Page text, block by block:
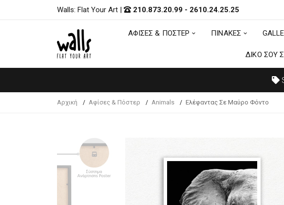
ΑΦΙΣΕΣ & ΠΟΣΤΕΡ ΠΙΝΑΚΕΣ
ΔΙΚΟ ΣΟΥ
Walls: Flat Your Art | 210.873.20.99 - 2610.24.25.25
ΑΦΙΣΕΣ & ΠΟΣΤΕΡ ΠΙΝΑΚΕΣ
ΔΙΚΟ ΣΟΥ
Αρχική Αφίσες & Πόστερ Animals Ελέφαντας Σε Μαύρο Φόντο